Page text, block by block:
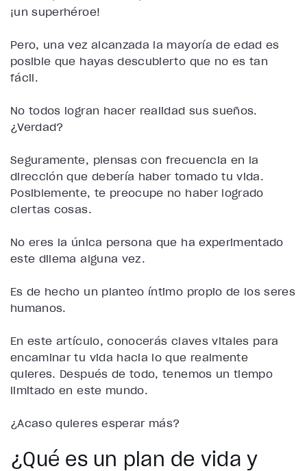
¡un superhéroe!
Pero, una vez alcanzada la mayoría de edad es
posible que hayas descubierto que no es tan
fácil.
No todos logran hacer realidad sus sueños.
¿Verdad?
Seguramente, piensas con frecuencia en la
dirección que debería haber tomado tu vida.
Posiblemente, te preocupe no haber logrado
ciertas cosas.
No eres la única persona que ha experimentado
este dilema alguna vez.
Es de hecho un planteo íntimo propio de los seres
humanos.
En este artículo, conocerás claves vitales para
encaminar tu vida hacia lo que realmente
quieres. Después de todo, tenemos un tiempo
limitado en este mundo.
¿Acaso quieres esperar más?
¿Qué es un plan de vida y